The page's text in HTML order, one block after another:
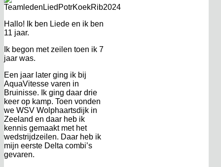
Hallo! Ik ben Liede en ik ben
11 jaar.
Ik begon met zeilen toen ik 7
jaar was.
Een jaar later ging ik bij
AquaVitesse varen in
Bruinisse. Ik ging daar drie
keer op kamp. Toen vonden
we WSV Wolphaartsdijk in
Zeeland en daar heb ik
kennis gemaakt met het
wedstrijdzeilen. Daar heb ik
mijn eerste Delta combi’s
gevaren.